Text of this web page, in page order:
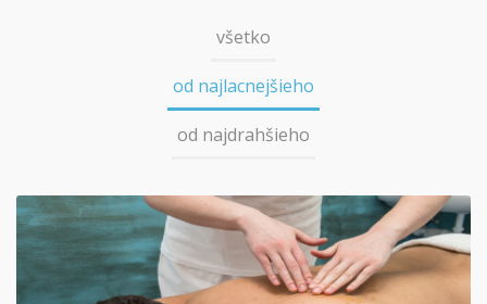
všetko
od najlacnejšieho
od najdrahšieho